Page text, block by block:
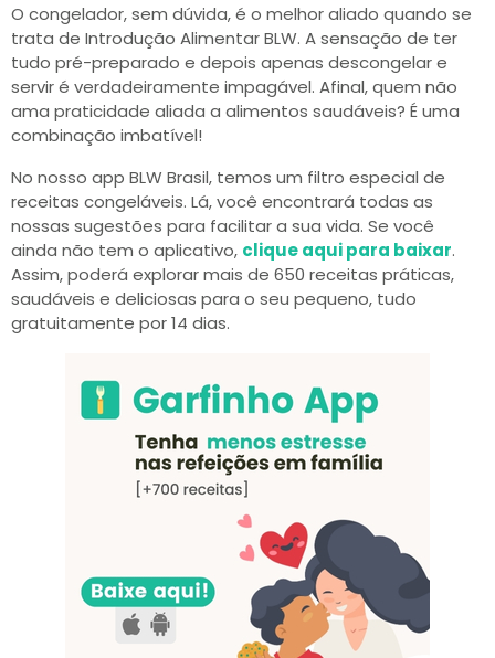
O congelador, sem dúvida, é o melhor aliado quando se
trata de Introdução Alimentar BLW. A sensação de ter
tudo pré-preparado e depois apenas descongelar e
servir é verdadeiramente impagável. Afinal, quem não
ama praticidade aliada a alimentos saudáveis? É uma
combinação imbatível!
No nosso app BLW Brasil, temos um filtro especial de
receitas congeláveis. Lá, você encontrará todas as
nossas sugestões para facilitar a sua vida. Se você
ainda não tem o aplicativo, clique aqui para baixar.
Assim, poderá explorar mais de 650 receitas práticas,
saudáveis e deliciosas para o seu pequeno, tudo
gratuitamente por 14 dias.